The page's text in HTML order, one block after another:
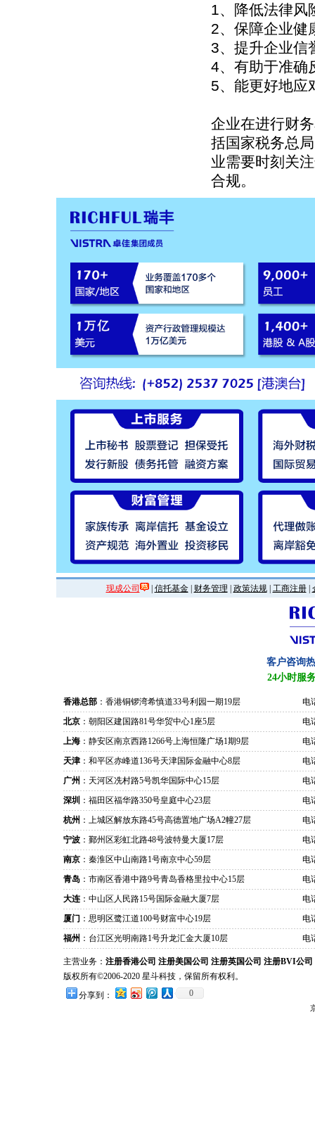
1、降低法律风
2、保障企业健
3、提升企业信
4、有助于准确
5、能更好地应
企业在进行财
括国家税务总
业需要时刻关
合规。
现成公司 | 信托基金| 财务管理 政策法规| 工商注册|
客户咨询
24小时服
香港总部 ：香港铜锣湾希慎道33号利园一期19层
电
北京 ：朝阳区建国路81号华贸中心1座5层
电
上海 ：静安区南京西路1266号上海恒隆广场1期9层
电
天津 ：和平区赤峰道136号天津国际金融中心8层
电
广州 ：天河区冼村路5号凯华国际中心15层
电
深圳 ：福田区福华路350号皇庭中心23层
电
杭州 ：上城区解放东路45号高德置地广场A2幢27层
电
宁波 ：鄞州区彩虹北路48号波特曼大厦17层
电
南京 ：秦淮区中山南路1号南京中心59层
电
青岛 ：市南区香港中路9号青岛香格里拉中心15层
电
大连 ：中山区人民路15号国际金融大厦7层
电
厦门 ：思明区鹭江道100号财富中心19层
电
福州 ：台江区光明南路1号升龙汇金大厦10层 电
主营业务： 注册香港公司 注册美国公司 注册英国公司 注册BVI公司
版权所有©2006-2020 星斗科技，保留所有权利。
分享到：
0